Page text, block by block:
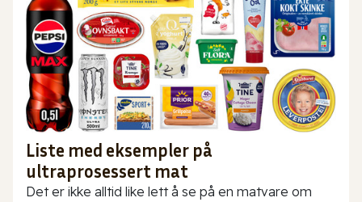
Liste med eksempler på
ultraprosessert mat
Det er ikke alltid like lett å se på en matvare om